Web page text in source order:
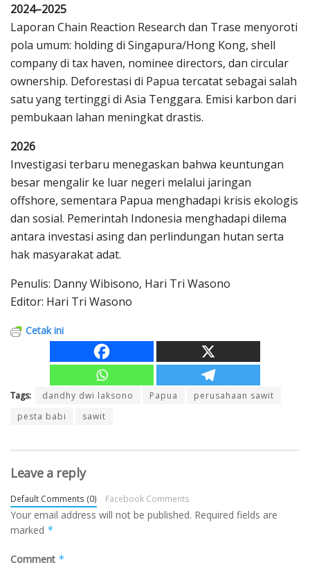
2024–2025
Laporan Chain Reaction Research dan Trase menyoroti
pola umum: holding di Singapura/Hong Kong, shell
company di tax haven, nominee directors, dan circular
ownership. Deforestasi di Papua tercatat sebagai salah
satu yang tertinggi di Asia Tenggara. Emisi karbon dari
pembukaan lahan meningkat drastis.
2026
Investigasi terbaru menegaskan bahwa keuntungan
besar mengalir ke luar negeri melalui jaringan
offshore, sementara Papua menghadapi krisis ekologis
dan sosial. Pemerintah Indonesia menghadapi dilema
antara investasi asing dan perlindungan hutan serta
hak masyarakat adat.
Penulis: Danny Wibisono, Hari Tri Wasono
Editor: Hari Tri Wasono
Cetak ini
Tags: dandhy dwi laksono Papua
perusahaan sawit
pesta babi
sawit
Leave a reply
Default Comments (0) Facebook Comments
Your email address will not be published. Required fields are
marked *
Comment *